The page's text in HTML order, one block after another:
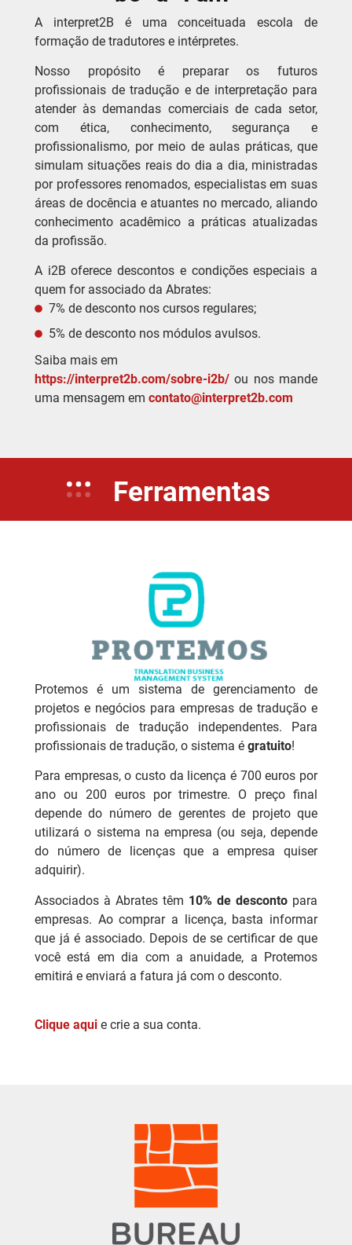
A interpret2B é uma conceituada escola de
formação de tradutores e intérpretes.
Nosso propósito é preparar os futuros
profissionais de tradução e de interpretação para
atender às demandas comerciais de cada setor,
com ética, conhecimento, segurança e
profissionalismo, por meio de aulas práticas, que
simulam situações reais do dia a dia, ministradas
por professores renomados, especialistas em suas
áreas de docência e atuantes no mercado, aliando
conhecimento acadêmico a práticas atualizadas
da profissão.
A i2B oferece descontos e condições especiais a
quem for associado da Abrates:
7% de desconto nos cursos regulares;
5% de desconto nos módulos avulsos.
Saiba mais em
https://interpret2b.com/sobre-i2b/ ou nos mande
uma mensagem em contato@interpret2b.com
Ferramentas
Protemos é um sistema de gerenciamento de
projetos e negócios para empresas de tradução e
profissionais de tradução independentes. Para
profissionais de tradução, o sistema é gratuito!
Para empresas, o custo da licença é 700 euros por
ano ou 200 euros por trimestre. O preço final
depende do número de gerentes de projeto que
utilizará o sistema na empresa (ou seja, depende
do número de licenças que a empresa quiser
adquirir).
Associados à Abrates têm 10% de desconto para
empresas. Ao comprar a licença, basta informar
que já é associado. Depois de se certificar de que
você está em dia com a anuidade, a Protemos
emitirá e enviará a fatura já com o desconto.
Clique aqui e crie a sua conta.